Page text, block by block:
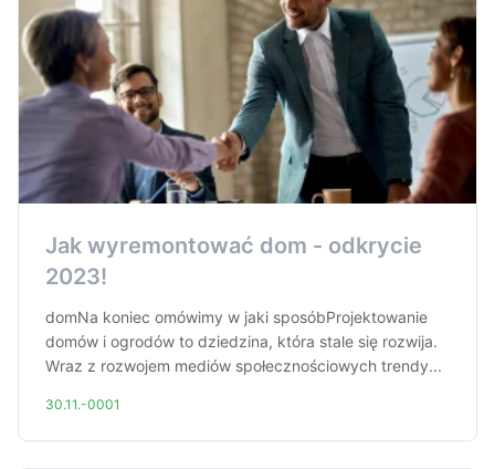
Jak wyremontować dom - odkrycie
2023!
domNa koniec omówimy w jaki sposóbProjektowanie
domów i ogrodów to dziedzina, która stale się rozwija.
Wraz z rozwojem mediów społecznościowych trendy...
30.11.-0001